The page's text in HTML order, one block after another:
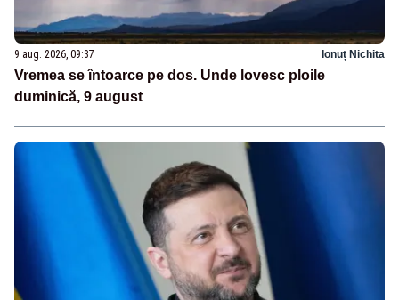
9 aug. 2026, 09:37 Ionuț Nichita
Vremea se întoarce pe dos. Unde lovesc ploile
duminică, 9 august